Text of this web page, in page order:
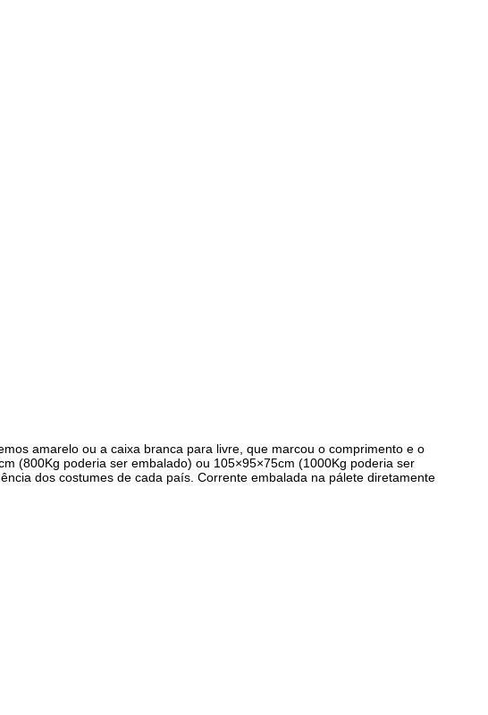
amarelo ou a caixa branca para livre, que marcou o comprimento e o
(800Kg poderia ser embalado) ou 105×95×75cm (1000Kg poderia ser
dos costumes de cada país. Corrente embalada na pálete diretamente